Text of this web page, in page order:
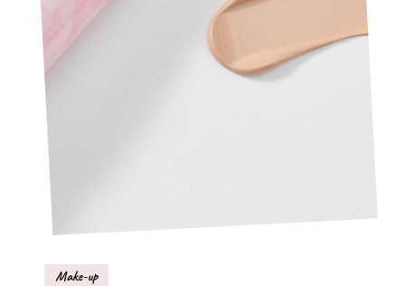
Make-up